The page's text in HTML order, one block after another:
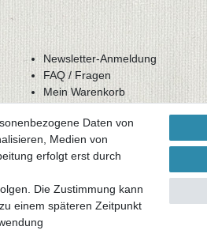
Newsletter-Anmeldung
FAQ / Fragen
Mein Warenkorb
Mein KontoDaten von
Medien von
erfolgt erst durch
Die Zustimmung kann
einem späteren Zeitpunkt